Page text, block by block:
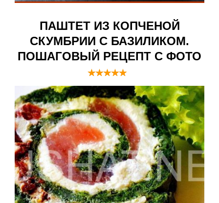
ПАШТЕТ ИЗ КОПЧЕНОЙ
СКУМБРИИ С БАЗИЛИКОМ.
ПОШАГОВЫЙ РЕЦЕПТ С ФОТО